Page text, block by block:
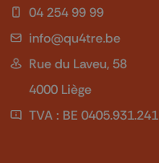
04 254 99 99
info@qu4tre.be
Rue du Laveu, 58
4000 Liège
TVA : BE 0405.931.241